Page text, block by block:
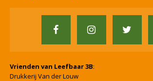
Vrienden van Leefbaar 3B:
Drukkerij Van der Louw